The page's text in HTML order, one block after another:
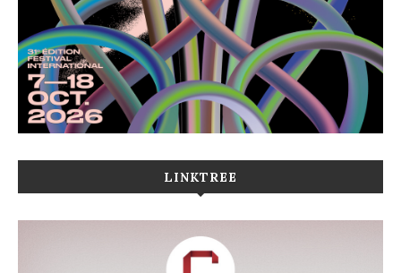
LINKTREE